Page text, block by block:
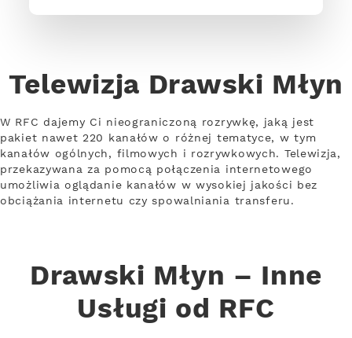
Telewizja Drawski Młyn
W RFC dajemy Ci nieograniczoną rozrywkę, jaką jest
pakiet nawet 220 kanałów o różnej tematyce, w tym
kanałów ogólnych, filmowych i rozrywkowych. Telewizja,
przekazywana za pomocą połączenia internetowego
umożliwia oglądanie kanałów w wysokiej jakości bez
obciążania internetu czy spowalniania transferu.
Drawski Młyn – Inne
Usługi od RFC